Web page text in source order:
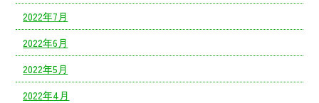
2022年7月
2022年6月
2022年5月
2022年4月